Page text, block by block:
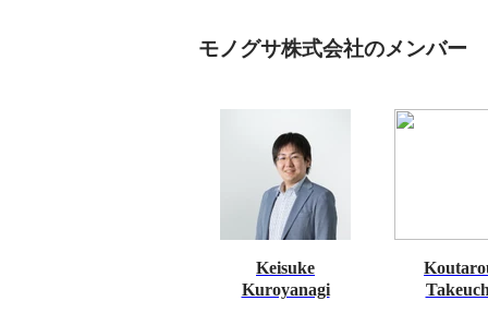
モノグサ株式会社のメンバー
Keisuke
Kuroyanagi